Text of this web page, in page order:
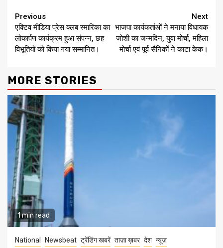
Continue
Reading
Previous
एक्टिव मीडिया प्रेस क्लब स्मारिका का
लोकार्पण कार्यक्रम हुआ संपन्न, छह
विभूतियों को किया गया सम्मानित।
Next
भाजपा कार्यकर्ताओं ने मनाया विधायक
जोशी का जन्मदिन, युवा मोर्चा, महिला
मोर्चा एवं पूर्व सैनिकों ने काटा केक।
MORE STORIES
1 min read
National Newsbeat ट्रेंडिंग खबरें ताज़ा ख़बर देश न्यूज़